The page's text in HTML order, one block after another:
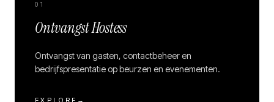
01
Ontvangst Hostess
Ontvangst van gasten, contactbeheer en
bedrijfspresentatie op beurzen en evenementen.
EXPLORE →